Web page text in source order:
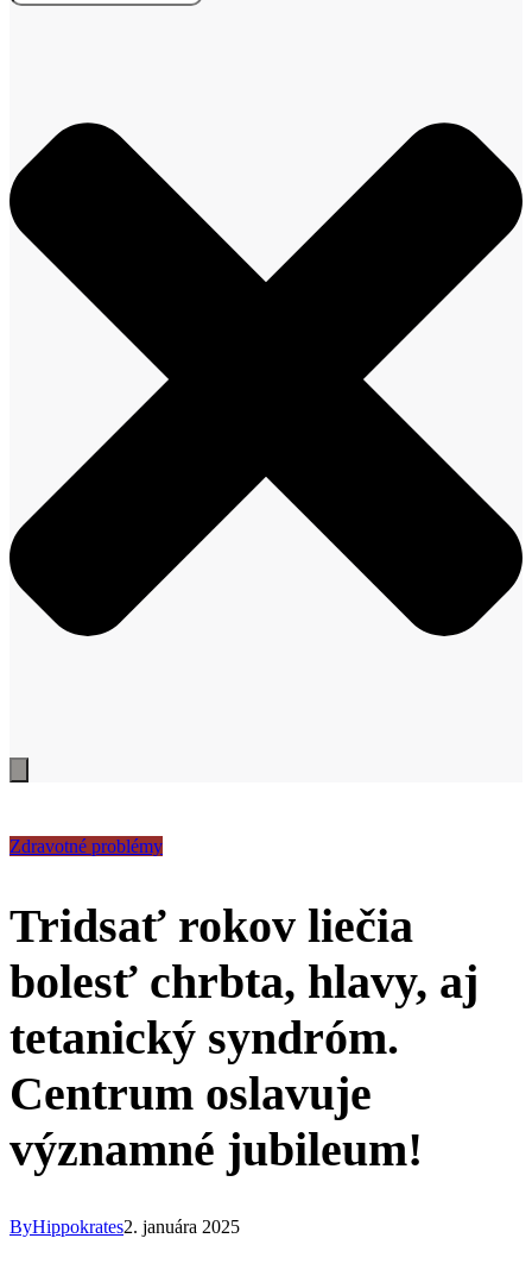
Zdravotné problémy
Tridsať rokov liečia
bolesť chrbta, hlavy, aj
tetanický syndróm.
Centrum oslavuje
významné jubileum!
ByHippokrates2. januára 2025